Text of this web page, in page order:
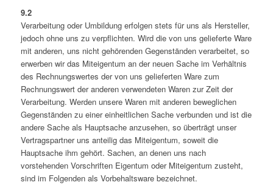
9.2
Verarbeitung oder Umbildung erfolgen stets für uns als Hersteller,
jedoch ohne uns zu verpflichten. Wird die von uns gelieferte Ware
mit anderen, uns nicht gehörenden Gegenständen verarbeitet, so
erwerben wir das Miteigentum an der neuen Sache im Verhältnis
des Rechnungswertes der von uns gelieferten Ware zum
Rechnungswert der anderen verwendeten Waren zur Zeit der
Verarbeitung. Werden unsere Waren mit anderen beweglichen
Gegenständen zu einer einheitlichen Sache verbunden und ist die
andere Sache als Hauptsache anzusehen, so überträgt unser
Vertragspartner uns anteilig das Miteigentum, soweit die
Hauptsache ihm gehört. Sachen, an denen uns nach
vorstehenden Vorschriften Eigentum oder Miteigentum zusteht,
sind im Folgenden als Vorbehaltsware bezeichnet.